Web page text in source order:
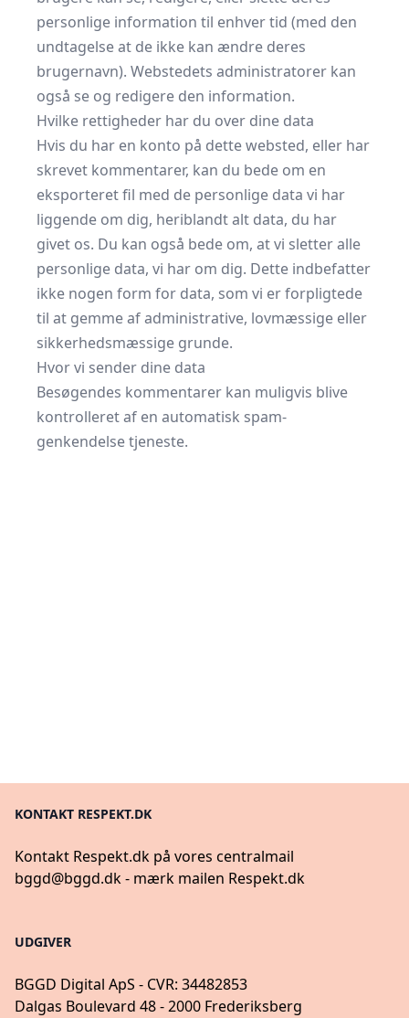
personlige information til enhver tid (med den
undtagelse at de ikke kan ændre deres
brugernavn). Webstedets administratorer kan
også se og redigere den information.
Hvilke rettigheder har du over dine data
Hvis du har en konto på dette websted, eller har
skrevet kommentarer, kan du bede om en
eksporteret fil med de personlige data vi har
liggende om dig, heriblandt alt data, du har
givet os. Du kan også bede om, at vi sletter alle
personlige data, vi har om dig. Dette indbefatter
ikke nogen form for data, som vi er forpligtede
til at gemme af administrative, lovmæssige eller
sikkerhedsmæssige grunde.
Hvor vi sender dine data
Besøgendes kommentarer kan muligvis blive
kontrolleret af en automatisk spam-
genkendelse tjeneste.
KONTAKT RESPEKT.DK
Kontakt Respekt.dk på vores centralmail
bggd@bggd.dk- mærk mailen Respekt.dk
UDGIVER
BGGD Digital ApS - CVR: 34482853
Dalgas Boulevard 48 - 2000 Frederiksberg